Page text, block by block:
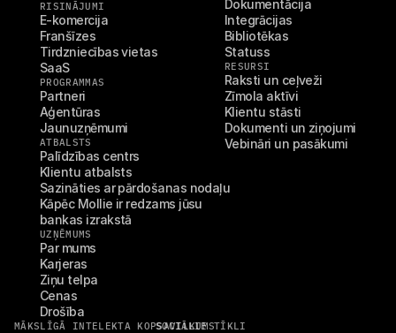
RISINĀJUMI
E-komercija
Franšīzes
Tirdzniecības vietas
SaaS
PROGRAMMAS
Partneri
Aģentūras
Jaunuzņēmumi
ATBALSTS
Palīdzības centrs
Klientu atbalsts
Sazināties ar pārdošanas nodaļu
Kāpēc Mollie ir redzams jūsu
bankas izrakstā
UZŅĒMUMS
Par mums
Karjeras
Ziņu telpa
Cenas
Drošība
Dokumentācija
Integrācijas
Bibliotēkas
Statuss
RESURSI
Raksti un ceļveži
Zīmola aktīvi
Klientu stāsti
Dokumenti un ziņojumi
Vebināri un pasākumi
MĀKSLĪGĀ INTELEKTA KOPSAVILKUMS
SOCIĀLIE TĪKLI
Cenas
Skatīt mūsu cenas
Par mums
Uzziniet vairāk par mūsu stāstu un
vērtībām
Jaunumi
Lasiet jaunākās Mollie ziņas
Karjeras
Nāc strādāt pie mums – mēs
meklējam kolēģus!
Sazināties
Pircējiem
Uzziniet, kāpēc Mollie ir jūsu bankas izrakstā
Mollie klientiem
Sazinieties ar mūsu klientu atbalsta komandu
Sazinieties ar pārdošanas komandu
Atklājiet, kā mēs varam palīdzēt jūsu uzņēmumam